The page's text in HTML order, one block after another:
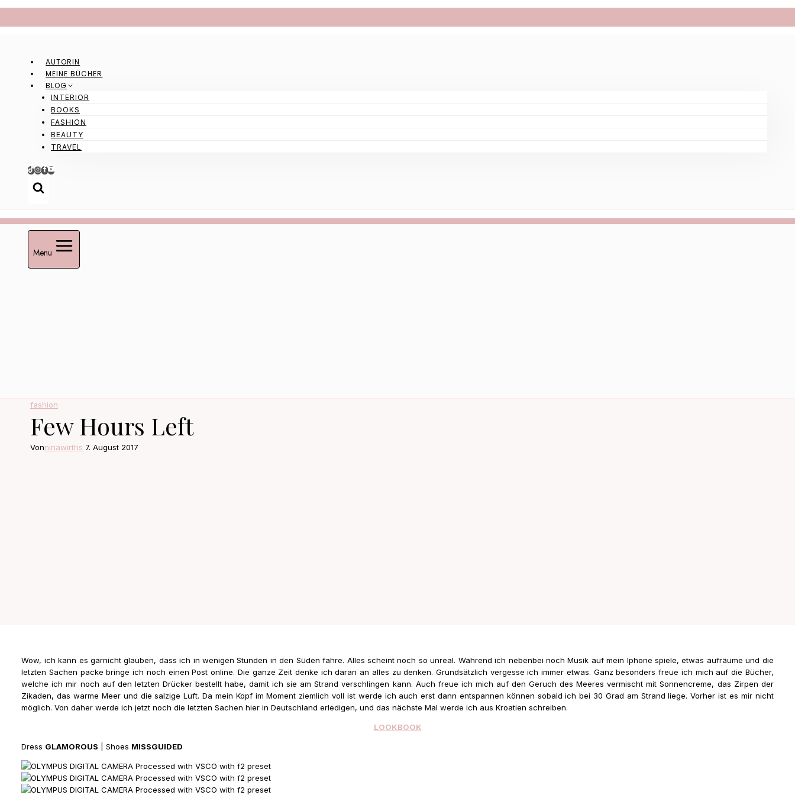
springen
AUTORIN
MEINE BÜCHER
BLOG
INTERIOR
BOOKS
FASHION
BEAUTY
TRAVEL
Menu
fashion
Few Hours Left
Vonninawirths 7. August 2017
Wow, ich kann es garnicht glauben, dass ich in wenigen Stunden in den Süden fahre. Alles scheint noch so unreal. Während ich nebenbei noch Musik auf mein Iphone spiele, etwas aufräume und die
letzten Sachen packe bringe ich noch einen Post online. Die ganze Zeit denke ich daran an alles zu denken. Grundsätzlich vergesse ich immer etwas. Ganz besonders freue ich mich auf die Bücher,
welche ich mir noch auf den letzten Drücker bestellt habe, damit ich sie am Strand verschlingen kann. Auch freue ich mich auf den Geruch des Meeres vermischt mit Sonnencreme, das Zirpen der
Zikaden, das warme Meer und die salzige Luft. Da mein Kopf im Moment ziemlich voll ist werde ich auch erst dann entspannen können sobald ich bei 30 Grad am Strand liege. Vorher ist es mir nicht
möglich. Von daher werde ich jetzt noch die letzten Sachen hier in Deutschland erledigen, und das nächste Mal werde ich aus Kroatien schreiben.
LOOKBOOK
Dress GLAMOROUS | Shoes MISSGUIDED